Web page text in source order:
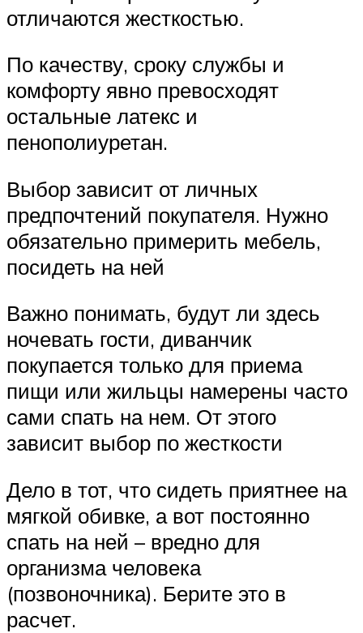
отличаются жесткостью.
По качеству, сроку службы и
комфорту явно превосходят
остальные латекс и
пенополиуретан.
Выбор зависит от личных
предпочтений покупателя. Нужно
обязательно примерить мебель,
посидеть на ней
Важно понимать, будут ли здесь
ночевать гости, диванчик
покупается только для приема
пищи или жильцы намерены часто
сами спать на нем. От этого
зависит выбор по жесткости
Дело в тот, что сидеть приятнее на
мягкой обивке, а вот постоянно
спать на ней – вредно для
организма человека
(позвоночника). Берите это в
расчет.